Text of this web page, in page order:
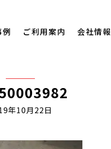
ご利用案内 会社情報
年10月22日